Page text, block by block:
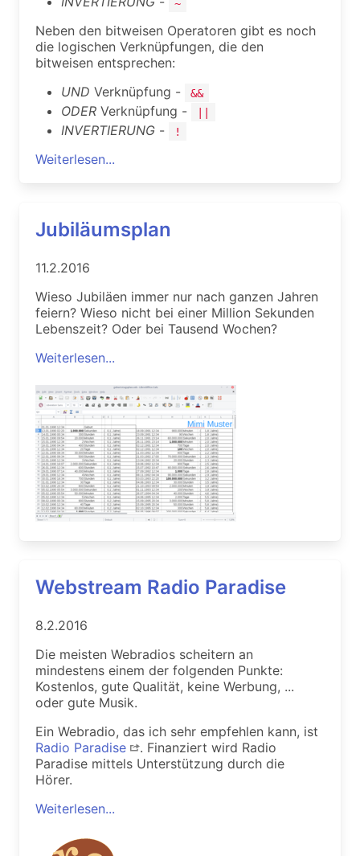
Neben den bitweisen Operatoren gibt es noch
die logischen Verknüpfungen, die den
bitweisen entsprechen:
UND Verknüpfung - &&
ODER Verknüpfung - ||
INVERTIERUNG - !
Weiterlesen...
Jubiläumsplan
11.2.2016
Wieso Jubiläen immer nur nach ganzen Jahren
feiern? Wieso nicht bei einer Million Sekunden
Lebenszeit? Oder bei Tausend Wochen?
Weiterlesen...
Webstream Radio Paradise
8.2.2016
Die meisten Webradios scheitern an
mindestens einem der folgenden Punkte:
Kostenlos, gute Qualität, keine Werbung, ...
oder gute Musik.
Ein Webradio, das ich sehr empfehlen kann, ist
Radio Paradise
. Finanziert wird Radio
Paradise mittels Unterstützung durch die
Hörer.
Weiterlesen...